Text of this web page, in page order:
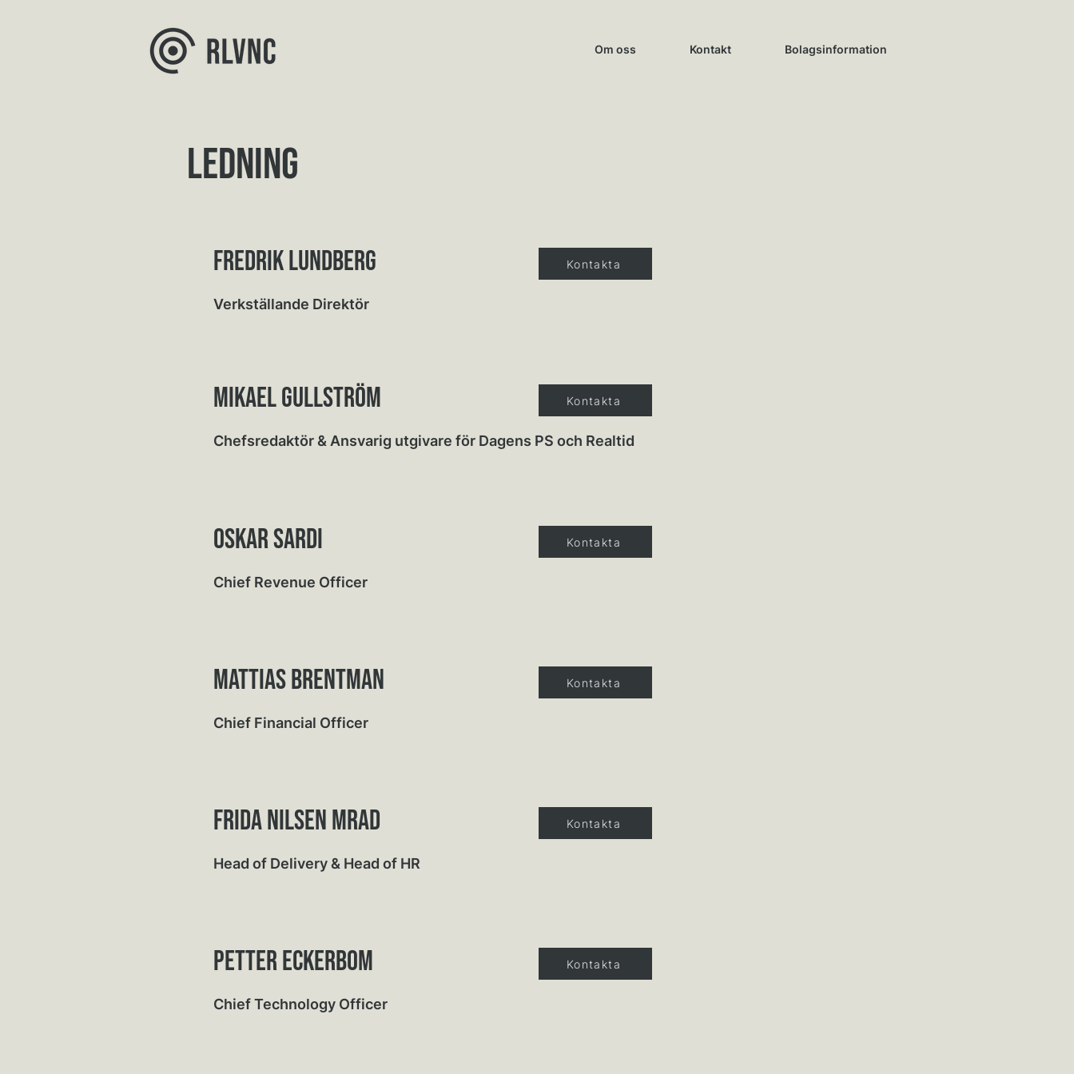
Om oss Kontakt Bolagsinformation
LEdning
FREDRIK LUNDBERG Kontakta
Verkställande Direktör
mikael gullström Kontakta
Chefsredaktör & Ansvarig utgivare för Dagens PS och Realtid
Oskar sardi Kontakta
Chief Revenue Officer
Mattias brentman Kontakta
Chief Financial Officer
frida nilsen mrad Kontakta
Head of Delivery & Head of HR
Petter Eckerbom Kontakta
Chief Technology Officer